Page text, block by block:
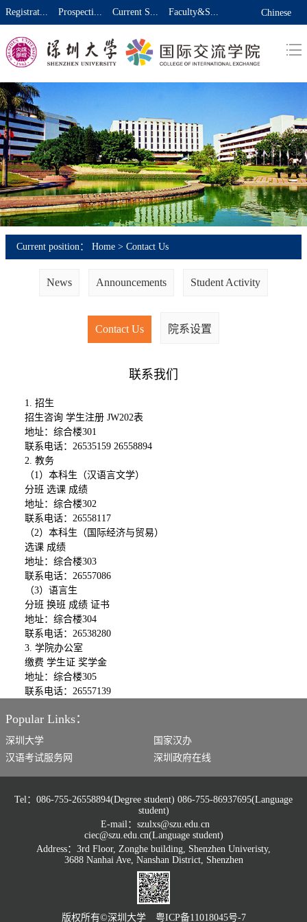
Registrat... Prospecti... Current S... Faculty&S... Chinese
Current position： Home > Contact Us
News Announcements Student Activity
Contact Us 院系设置
联系我们
1. 招生
招生咨询 学生注册 JW202表
地址：综合楼301
联系电话：26535159 26558894
2. 教务
（1）本科生（汉语言文学）
分班 选课 成绩
地址：综合楼302
联系电话：26558117
（2）本科生（国际经济与贸易）
选课 成绩
地址：综合楼303
联系电话：26557086
（3）语言生
分班 换班 成绩 证书
地址：综合楼304
联系电话：26538280
3. 学院办公室
缴费 学生证 奖学金
地址：综合楼305
联系电话：26557139
Popular Links：
深圳大学
国家汉办
汉语考试服务网
深圳政府在线
Tel：086-755-26558894(Degree student) 086-755-86937695(Language
student)
E-mail：szulxs@szu.edu.cn
ciec@szu.edu.cn(Language student)
Address：3rd Floor, Zonghe building, Shenzhen Univeristy,
3688 Nanhai Ave, Nanshan District, Shenzhen
版权所有©️深圳大学 粤ICP备11018045号-7